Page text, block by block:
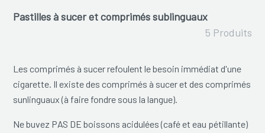
Pastilles à sucer et comprimés sublinguaux
5 Produits
Les comprimés à sucer refoulent le besoin immédiat d'une
cigarette. Il existe des comprimés à sucer et des comprimés
sunlinguaux (à faire fondre sous la langue).
Ne buvez PAS DE boissons acidulées (café et eau pétillante)